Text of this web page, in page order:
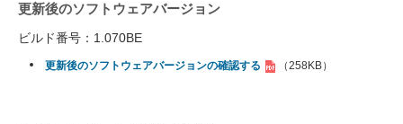
更新後のソフトウェアバージョン
ビルド番号：1.070BE
更新後のソフトウェアバージョンの確認する （258KB）